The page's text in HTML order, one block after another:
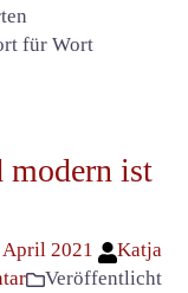
für Wort
ist
April 2021
Katja
Veröffentlicht